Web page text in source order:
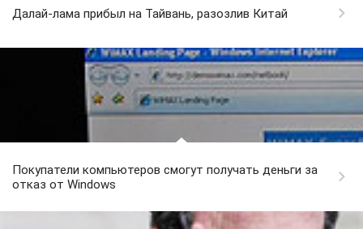
Далай-лама прибыл на Тайвань, разозлив Китай
Покупатели компьютеров смогут получать деньги за
отказ от Windows